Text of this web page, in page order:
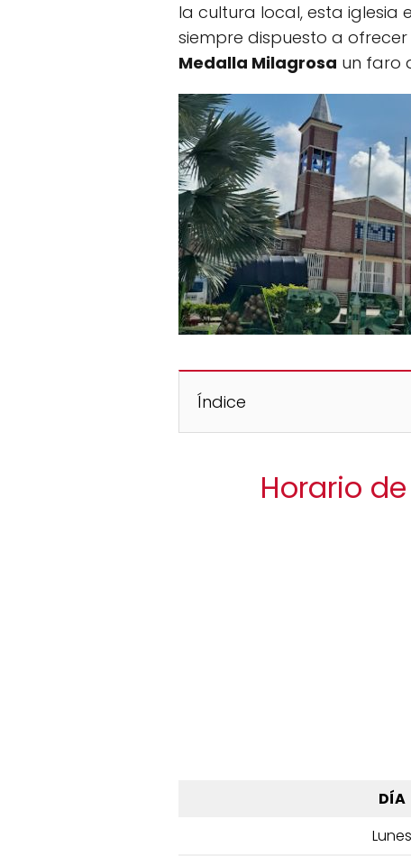
la cultura local, esta iglesia
siempre dispuesto a
Medalla Milagrosa un faro
Índice
Horario
DÍA
Lunes